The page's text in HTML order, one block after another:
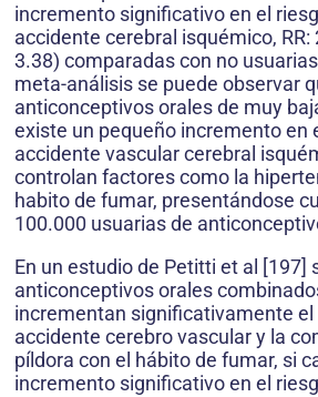
incremento significativo en el
accidente cerebral isquémico, RR:
3.38) comparadas con no
meta-análisis se puede observar
anticonceptivos orales de muy
existe un pequeño incremento en
accidente vascular cerebral
controlan factores como la
habito de fumar, presentándose
100.000 usuarias de
En un estudio de Petitti et al [197]
anticonceptivos orales
incrementan significativamente el
accidente cerebro vascular y la
píldora con el hábito de fumar, si
incremento significativo en el